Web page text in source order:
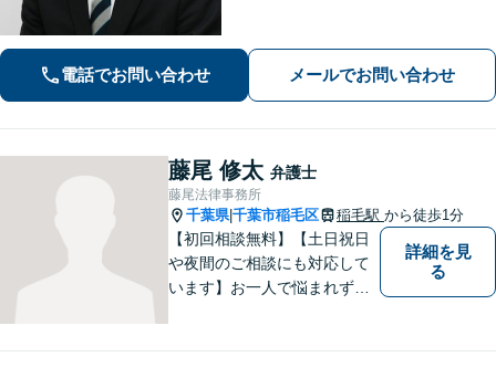
い】オーナーの方からの案件を解決し
た実績多数【初回相談無料】
電話でお問い合わせ メールでお問い合わせ
藤尾 修太 弁護士
藤尾法律事務所
千葉県|千葉市稲毛区 稲毛駅 から徒歩1分
【初回相談無料】【土日祝日
や夜間のご相談にも対応して
います】お一人で悩まれず、
詳細を見
る